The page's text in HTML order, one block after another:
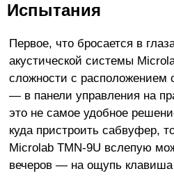
Испытания
Первое, что бросается в
акустической системы
сложности с
— в панели управления на
это не самое удобное
куда пристроить сабвуфер,
Microlab TMN-9U вслепую
вечеров — на ощупь клавиша